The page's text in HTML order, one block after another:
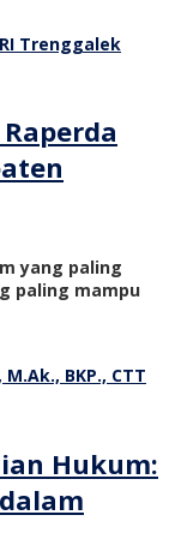
yang paling
paling mampu
Hukum: